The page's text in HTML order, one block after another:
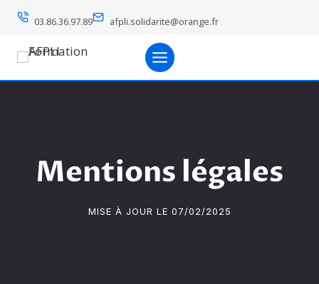
Aller
contenu
03.86.36.97.89 afpli.solidarite@orange.fr
Mentions légales
MISE À JOUR LE 07/02/2025